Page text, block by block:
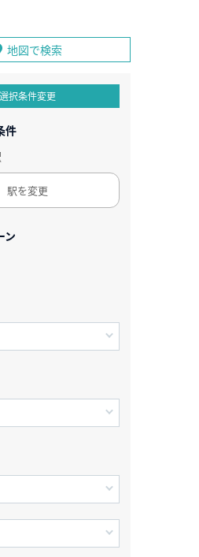
地図で検索
選択条件変更
件
駅を変更
ン